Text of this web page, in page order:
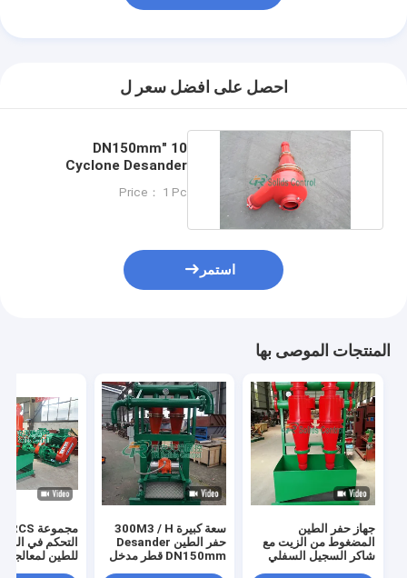
احصل على افضل سعر ل
10 "DN150mm
Cyclone Desander
Price： 1 Pc
استمر
المنتجات الموصى بها
جهاز حفر الطين
المضغوط من الزيت مع
شاكر السجيل السفلي
سعة كبيرة 300M3 / H
حفر الطين Desander
DN150mm قطر مدخل
التحكم في
للطين لمعالجة